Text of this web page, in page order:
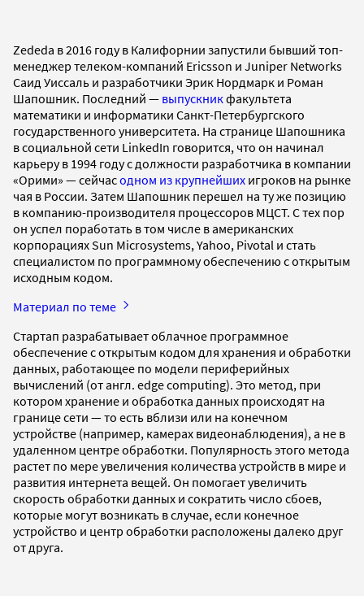
Zededa в 2016 году в Калифорнии запустили бывший топ-
менеджер телеком-компаний Ericsson и Juniper Networks
Саид Уиссаль и разработчики Эрик Нордмарк и Роман
Шапошник. Последний — выпускникфакультета
математики и информатики Санкт-Петербургского
государственного университета. На странице Шапошника
в социальной сети LinkedIn говорится, что он начинал
карьеру в 1994 году с должности разработчика в компании
«Орими» — сейчасодном из крупнейших игроков на рынке
чая в России. Затем Шапошник перешел на ту же позицию
в компанию-производителя процессоров МЦСТ. С тех пор
он успел поработать в том числе в американских
корпорациях Sun Microsystems, Yahoo, Pivotal и стать
специалистом по программному обеспечению с открытым
исходным кодом.
Материал по теме
Стартап разрабатывает облачное программное
обеспечение с открытым кодом для хранения и обработки
данных, работающее по модели периферийных
вычислений (от англ. edge computing). Это метод, при
котором хранение и обработка данных происходят на
границе сети — то есть вблизи или на конечном
устройстве (например, камерах видеонаблюдения), а не в
удаленном центре обработки. Популярность этого метода
растет по мере увеличения количества устройств в мире и
развития интернета вещей. Он помогает увеличить
скорость обработки данных и сократить число сбоев,
которые могут возникать в случае, если конечное
устройство и центр обработки расположены далеко друг
от друга.